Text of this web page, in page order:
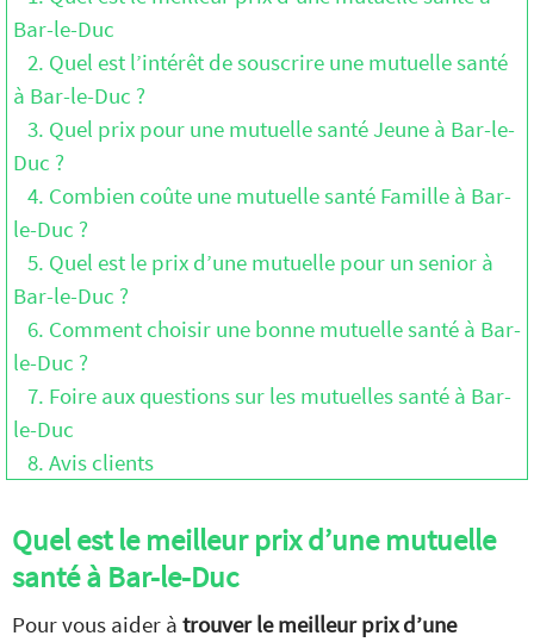
Bar-le-Duc
2. Quel est l’intérêt de souscrire une mutuelle santé
à Bar-le-Duc ?
3. Quel prix pour une mutuelle santé Jeune à Bar-le-
Duc ?
4. Combien coûte une mutuelle santé Famille à Bar-
le-Duc ?
5. Quel est le prix d’une mutuelle pour un senior à
Bar-le-Duc ?
6. Comment choisir une bonne mutuelle santé à Bar-
le-Duc ?
7. Foire aux questions sur les mutuelles santé à Bar-
le-Duc
8. Avis clients
Quel est le meilleur prix d’une mutuelle
santé à Bar-le-Duc
Pour vous aider à trouver le meilleur prix d’une